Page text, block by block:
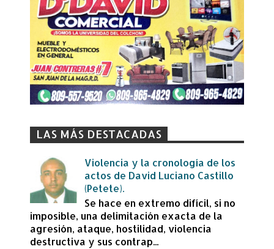
LAS MÁS DESTACADAS
Violencia y la cronología de los
actos de David Luciano Castillo
(Petete).
Se hace en extremo difícil, si no
imposible, una delimitación exacta de la
agresión, ataque, hostilidad, violencia
destructiva y sus contrap...